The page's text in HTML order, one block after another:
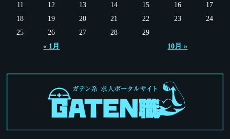
« 1月 10月 »
11
12 13 14 15 16
17
18
19 20 21 22 23
24
25
26 27 28 29